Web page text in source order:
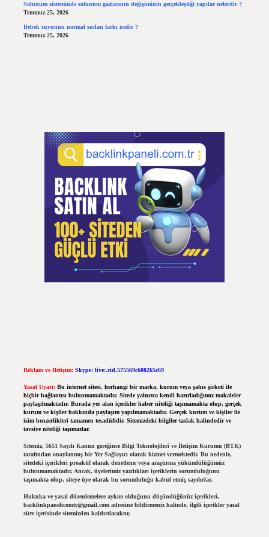
Solunum sisteminde solunum gazlarının değişiminin gerçekleştiği yapılar nelerdir ?
Temmuz 25, 2026
Bebek suyunun normal sudan farkı nedir ?
Temmuz 25, 2026
Reklam ve İletişim: Skype: live:.cid.575569c608265c69
Yasal Uyarı: Bu internet sitesi, herhangi bir marka, kurum veya şahıs şirketi ile
hiçbir bağlantısı bulunmamaktadır. Sitede yalnızca kendi hazırladığımız makaleler
paylaşılmaktadır. Burada yer alan içerikler haber niteliği taşımamakta olup, gerçek
kurum ve kişiler hakkında paylaşım yapılmamaktadır. Gerçek kurum ve kişiler ile
isim benzerlikleri tamamen tesadüfidir. Sitemizdeki bilgiler taslak halindedir ve
tavsiye niteliği taşımazlar.
Sitemiz, 5651 Sayılı Kanun gereğince Bilgi Teknolojileri ve İletişim Kurumu (BTK)
tarafından onaylanmış bir Yer Sağlayıcı olarak hizmet vermektedir. Bu nedenle,
sitedeki içerikleri proaktif olarak denetleme veya araştırma yükümlülüğümüz
bulunmamaktadır. Ancak, üyelerimiz yazdıkları içeriklerin sorumluluğunu
taşımakta olup, siteye üye olarak bu sorumluluğu kabul etmiş sayılırlar.
Hukuka ve yasal düzenlemelere aykırı olduğunu düşündüğünüz içerikleri,
backlinkpanelicomtr@gmail.comadresine bildirmeniz halinde, ilgili içerikler yasal
süre içerisinde sitemizden kaldırılacaktır.